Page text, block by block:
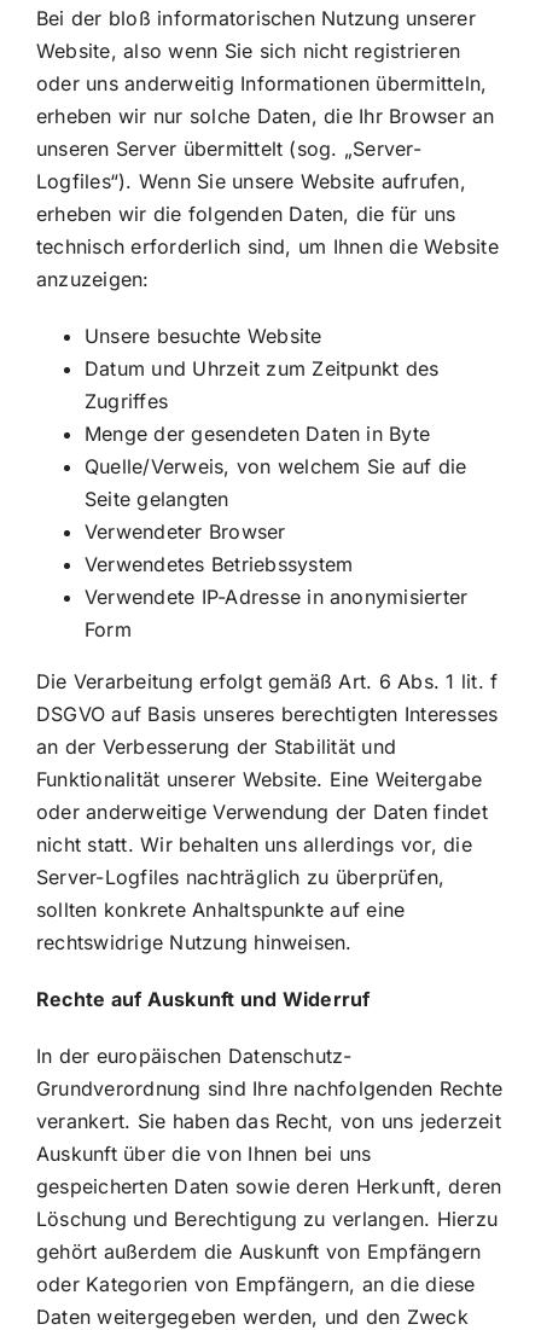
Bei der bloß informatorischen Nutzung unserer
Website, also wenn Sie sich nicht registrieren
oder uns anderweitig Informationen übermitteln,
erheben wir nur solche Daten, die Ihr Browser an
unseren Server übermittelt (sog. „Server-
Logfiles“). Wenn Sie unsere Website aufrufen,
erheben wir die folgenden Daten, die für uns
technisch erforderlich sind, um Ihnen die Website
anzuzeigen:
Unsere besuchte Website
Datum und Uhrzeit zum Zeitpunkt des
Zugriffes
Menge der gesendeten Daten in Byte
Quelle/Verweis, von welchem Sie auf die
Seite gelangten
Verwendeter Browser
Verwendetes Betriebssystem
Verwendete IP-Adresse in anonymisierter
Form
Die Verarbeitung erfolgt gemäß Art. 6 Abs. 1 lit. f
DSGVO auf Basis unseres berechtigten Interesses
an der Verbesserung der Stabilität und
Funktionalität unserer Website. Eine Weitergabe
oder anderweitige Verwendung der Daten findet
nicht statt. Wir behalten uns allerdings vor, die
Server-Logfiles nachträglich zu überprüfen,
sollten konkrete Anhaltspunkte auf eine
rechtswidrige Nutzung hinweisen.
Rechte auf Auskunft und Widerruf
In der europäischen Datenschutz-
Grundverordnung sind Ihre nachfolgenden Rechte
verankert. Sie haben das Recht, von uns jederzeit
Auskunft über die von Ihnen bei uns
gespeicherten Daten sowie deren Herkunft, deren
Löschung und Berechtigung zu verlangen. Hierzu
gehört außerdem die Auskunft von Empfängern
oder Kategorien von Empfängern, an die diese
Daten weitergegeben werden, und den Zweck